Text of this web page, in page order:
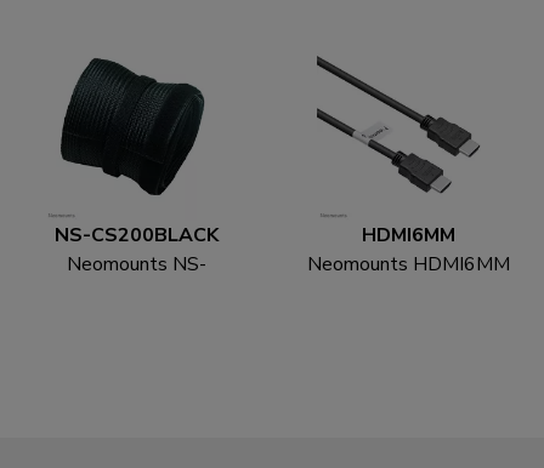
NS-CS200BLACK
Neomounts NS-
HDMI6MM
Neomounts HDMI6MM